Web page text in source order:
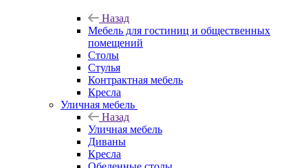
Назад
Мебель для гостиниц и общественных
помещений
Столы
Стулья
Контрактная мебель
Кресла
Уличная мебель
Назад
Уличная мебель
Диваны
Кресла